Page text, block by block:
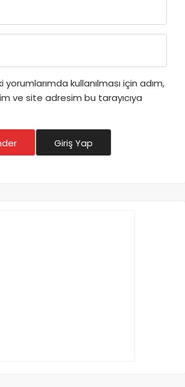
yorumlarımda kullanılması için adım,
ve site adresim bu tarayıcıya
Giriş Yap